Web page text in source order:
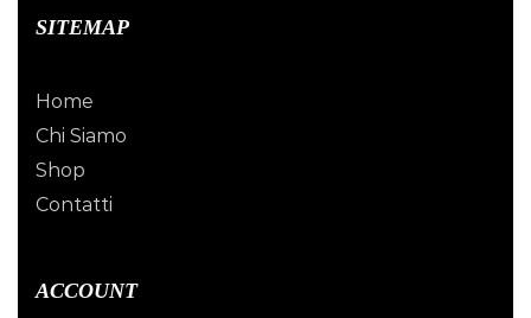
SITEMAP
Home
Chi Siamo
Shop
Contatti
ACCOUNT